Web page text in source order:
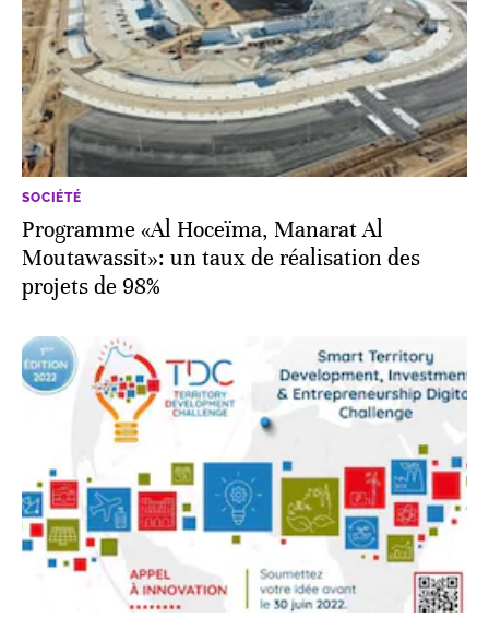
SOCIÉTÉ
Programme «Al Hoceïma, Manarat Al
Moutawassit»: un taux de réalisation des
projets de 98%